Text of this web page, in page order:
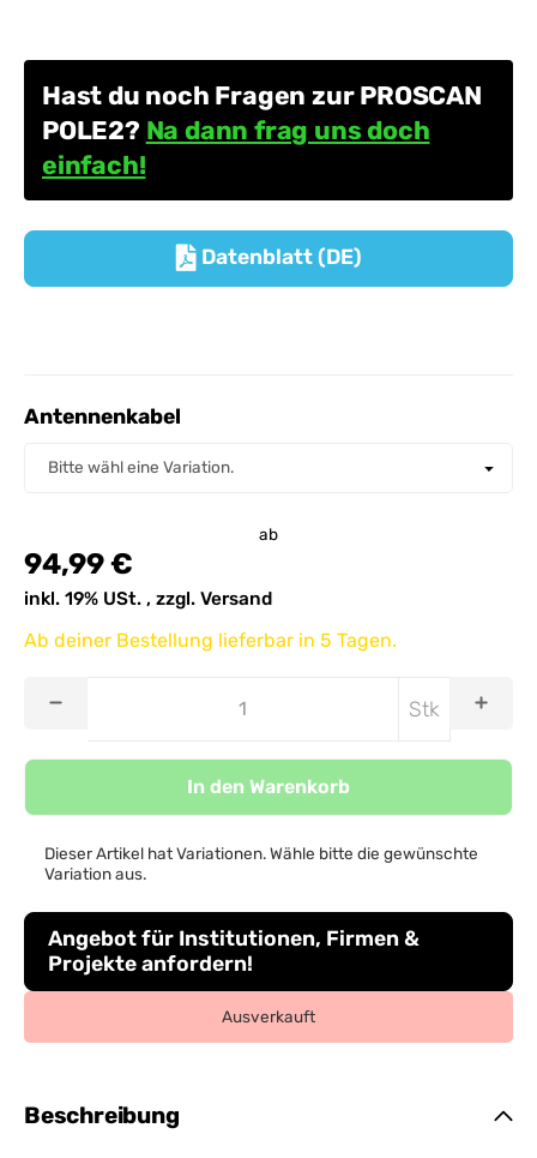
Hast du noch Fragen zur PROSCAN
POLE2? Na dann frag uns doch
einfach!
Datenblatt (DE)
Antennenkabel
Bitte wähl eine Variation.
ab
94,99 €
inkl. 19% USt. , zzgl. Versand
Ab deiner Bestellung lieferbar in 5 Tagen.
Stk
In den Warenkorb
Dieser Artikel hat Variationen. Wähle bitte die gewünschte
Variation aus.
Angebot für Institutionen, Firmen &
Projekte anfordern!
Ausverkauft
Beschreibung